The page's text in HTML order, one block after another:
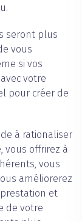
seront plus
vous
si vos
votre
pour créer de
à rationaliser
vous offrirez à
vous
améliorerez
et
de votre